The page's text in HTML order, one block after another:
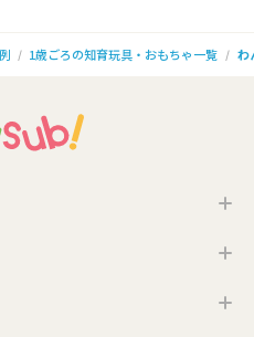
1歳ごろの知育玩具・おもちゃ一覧 わ
ション